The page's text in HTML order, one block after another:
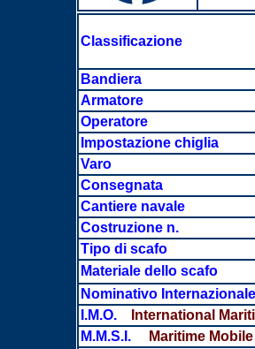
Classificazione
Bandiera
Armatore
Operatore
Impostazione chiglia
Varo
Consegnata
Cantiere navale
Costruzione n.
Tipo di scafo
Materiale dello scafo
Nominativo Internazionale
I.M.O.
International
M.M.S.I.
Maritime